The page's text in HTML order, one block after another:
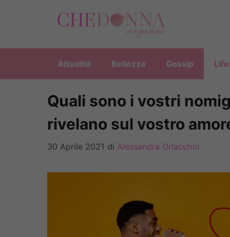
Attualità Bellezza Gossip
Quali sono i vostri
rivelano sul vostro
30 Aprile 2021 di Alessandra Orlacchio